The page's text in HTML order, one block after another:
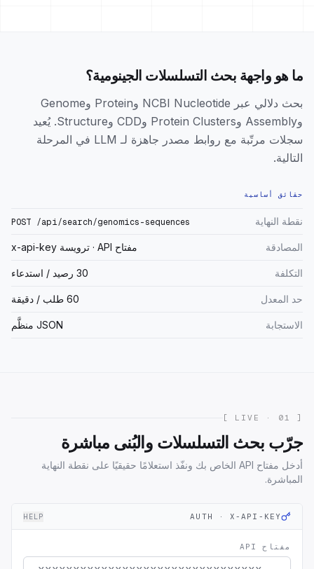
ما هو واجهة بحث التسلسلات الجينومية؟
بحث دلالي عبر NCBI Nucleotide وProtein وGenome
وAssembly وProtein Clusters وCDD وStructure. يُعيد
سجلات مرتّبة مع روابط مصدر جاهزة لـ LLM في المرحلة
التالية.
حقائق أساسية
نقطة النهاية POST /api/search/genomics-sequences
المصادقة مفتاح API · ترويسة x-api-key
التكلفة 30 رصيد / استدعاء
حد المعدل 60 طلب / دقيقة
الاستجابة JSON منظَّم
[ 01 · LIVE ]
جرّب بحث التسلسلات والبُنى مباشرة
أدخل مفتاح API الخاص بك ونفّذ استعلامًا حقيقيًا على نقطة النهاية
المباشرة.
AUTH · X-API-KEY
HELP
مفتاح API